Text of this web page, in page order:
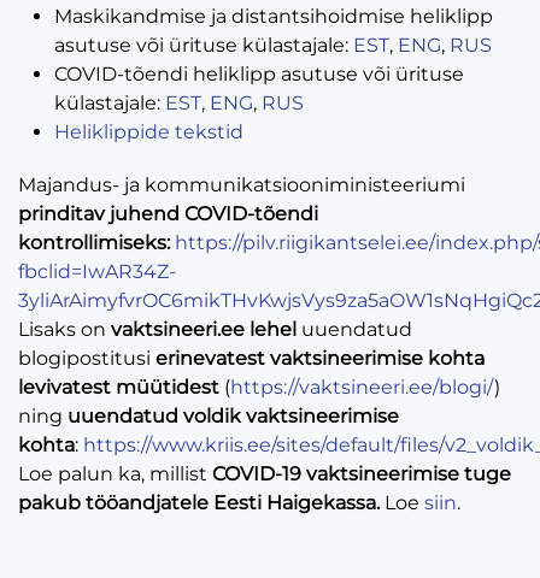
Maskikandmise ja distantsihoidmise heliklipp
asutuse või ürituse külastajale: EST, ENG, RUS
COVID-tõendi heliklipp asutuse või ürituse
külastajale: EST, ENG, RUS
Heliklippide tekstid
Majandus- ja kommunikatsiooniministeeriumi
prinditav juhend COVID-tõendi
kontrollimiseks: https://pilv.riigikantselei.ee/
fbclid=IwAR34Z-
Lisaks on vaktsineeri.ee lehel uuendatud
blogipostitusi erinevatest vaktsineerimise kohta
levivatest müütidest (https://vaktsineeri.ee/blogi/)
ning uuendatud voldik vaktsineerimise
kohta: https://www.kriis.ee/sites/default/files/
Loe palun ka, millist COVID-19 vaktsineerimise tuge
pakub tööandjatele Eesti Haigekassa. Loe siin.